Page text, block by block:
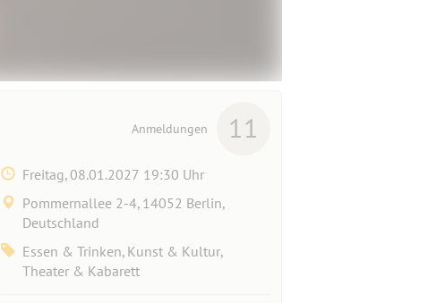
Anmeldungen 11
Freitag, 08.01.2027 19:30 Uhr
Pommernallee 2-4, 14052 Berlin,
Deutschland
Essen & Trinken, Kunst & Kultur,
Theater & Kabarett